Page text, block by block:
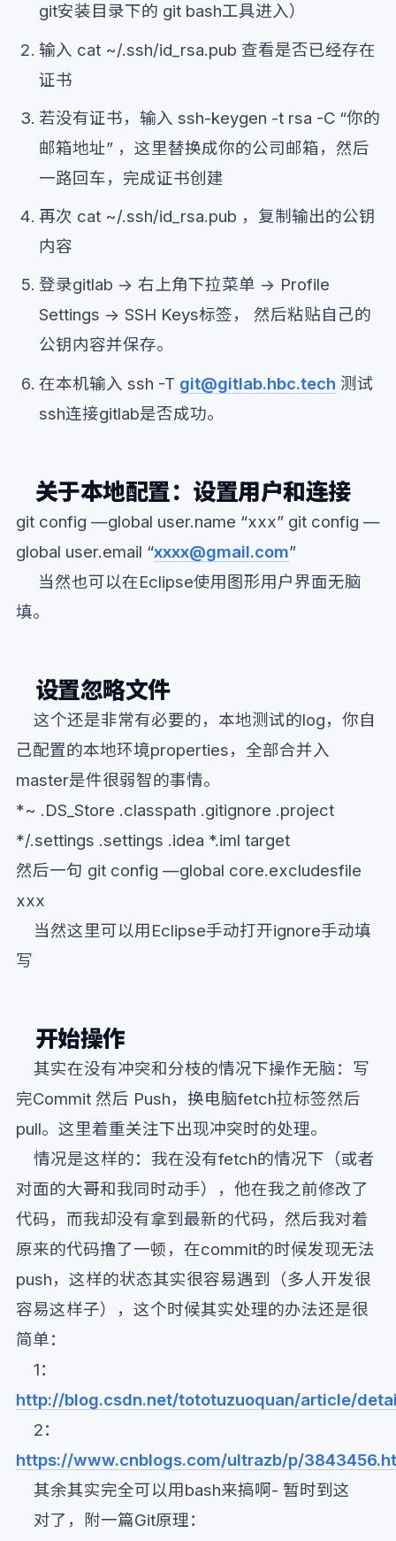
git安装目录下的 git bash工具进入）
输入 cat ~/.ssh/id_rsa.pub 查看是否已经存在
证书
若没有证书，输入 ssh-keygen -t rsa -C “你的
邮箱地址” ，这里替换成你的公司邮箱，然后
一路回车，完成证书创建
再次 cat ~/.ssh/id_rsa.pub ，复制输出的公钥
内容
登录gitlab -> 右上角下拉菜单 -> Profile
Settings -> SSH Keys标签， 然后粘贴自己的
公钥内容并保存。
在本机输入 ssh -T git@gitlab.hbc.tech 测试
ssh连接gitlab是否成功。
关于本地配置：设置用户和连接
git config —global user.name “xxx” git config —
global user.email “xxxx@gmail.com”
当然也可以在Eclipse使用图形用户界面无脑
填。
设置忽略文件
这个还是非常有必要的，本地测试的log，你自
己配置的本地环境properties，全部合并入
master是件很弱智的事情。
*~ .DS_Store .classpath .gitignore .project
*/.settings .settings .idea *.iml target
然后一句 git config —global core.excludesfile
xxx
当然这里可以用Eclipse手动打开ignore手动填
写
开始操作
其实在没有冲突和分枝的情况下操作无脑：写
完Commit 然后 Push，换电脑fetch拉标签然后
pull。这里着重关注下出现冲突时的处理。
情况是这样的：我在没有fetch的情况下（或者
对面的大哥和我同时动手），他在我之前修改了
代码，而我却没有拿到最新的代码，然后我对着
原来的代码撸了一顿，在commit的时候发现无法
push，这样的状态其实很容易遇到（多人开发很
容易这样子），这个时候其实处理的办法还是很
简单：
1：
http://blog.csdn.net/tototuzuoquan/article/
2：
https://www.cnblogs.com/ultrazb/p/
其余其实完全可以用bash来搞啊- 暂时到这
对了，附一篇Git原理：